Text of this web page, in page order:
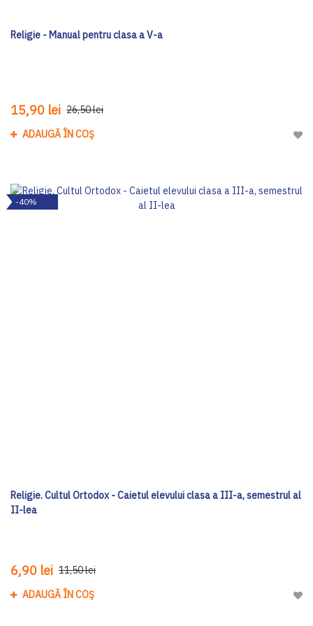
Religie - Manual pentru clasa a V-a
15,90 lei 26,50 lei
ADAUGĂ ÎN COȘ
-40%
Religie. Cultul Ortodox - Caietul elevului clasa a III-a, semestrul al
II-lea
6,90 lei 11,50 lei
ADAUGĂ ÎN COȘ